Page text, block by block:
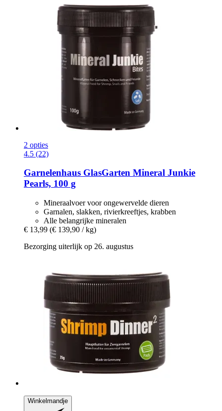
2 opties
4.5 (22)
Garnelenhaus GlasGarten Mineral Junkie
Pearls, 100 g
Mineraalvoer voor ongewervelde dieren
Garnalen, slakken, rivierkreeftjes, krabben
Alle belangrijke mineralen
€ 13,99 (€ 139,90 / kg)
Bezorging uiterlijk op 26. augustus
Winkelmandje